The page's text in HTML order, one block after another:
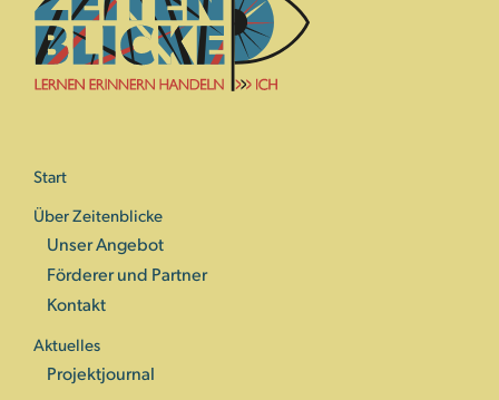
Start
Über Zeitenblicke
Unser Angebot
Förderer und Partner
Kontakt
Aktuelles
Projektjournal